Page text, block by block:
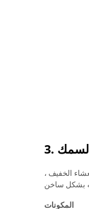
الخفيف ،
المكونات